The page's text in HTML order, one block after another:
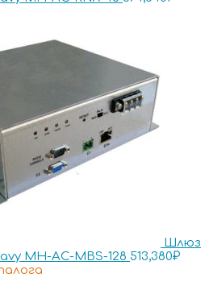
Шлюз
MH-AC-MBS-128 513,380₽